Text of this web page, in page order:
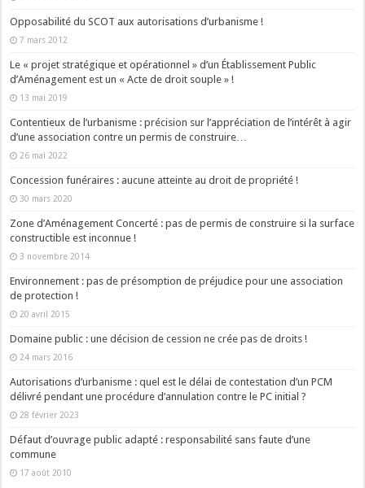
Opposabilité du SCOT aux autorisations d’urbanisme !
7 mars 2012
Le « projet stratégique et opérationnel » d’un Établissement Public
d’Aménagement est un « Acte de droit souple » !
13 mai 2019
Contentieux de l’urbanisme : précision sur l’appréciation de l’intérêt à agir
d’une association contre un permis de construire…
26 mai 2022
Concession funéraires : aucune atteinte au droit de propriété !
30 mars 2020
Zone d’Aménagement Concerté : pas de permis de construire si la surface
constructible est inconnue !
3 novembre 2014
Environnement : pas de présomption de préjudice pour une association
de protection !
20 avril 2015
Domaine public : une décision de cession ne crée pas de droits !
24 mars 2016
Autorisations d’urbanisme : quel est le délai de contestation d’un PCM
délivré pendant une procédure d’annulation contre le PC initial ?
28 février 2023
Défaut d’ouvrage public adapté : responsabilité sans faute d’une
commune
17 août 2010